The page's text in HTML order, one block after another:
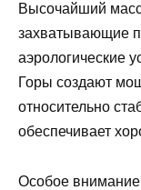
Высочайший
захватывающие
аэрологические
Горы создают
относительно
обеспечивает
Особое внимание